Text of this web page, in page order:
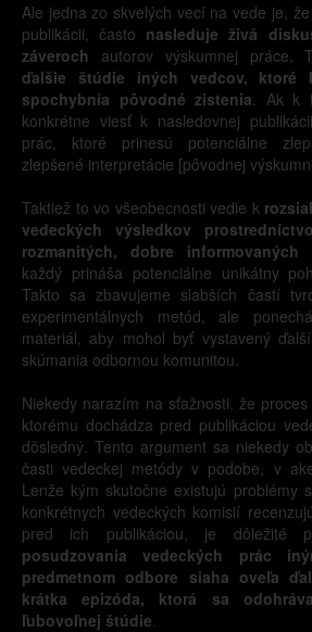
Ale jedna zo skvelých vecí na vede je,
publikácii, často nasleduje živá
záveroch autorov výskumnej práce.
ďalšie štúdie iných vedcov, ktoré
spochybnia pôvodné zistenia. Ak k
konkrétne viesť k nasledovnej
prác, ktoré prinesú potenciálne
zlepšené interpretácie [pôvodnej
Taktiež to vo všeobecnosti vedie k
vedeckých výsledkov
rozmanitých, dobre informovaných
každý prináša potenciálne unikátny
Takto sa zbavujeme slabších častí
experimentálnych metód, ale
materiál, aby mohol byť vystavený
skúmania odbornou komunitou.
Niekedy narazím na sťažnosti, že
ktorému dochádza pred publikáciou
dôsledný. Tento argument sa niekedy
časti vedeckej metódy v podobe, v
Lenže kým skutočne existujú problémy
konkrétnych vedeckých komisií
pred ich publikáciou, je dôležité
posudzovania vedeckých prác
predmetnom odbore siaha oveľa
krátka epizóda, ktorá sa
ľubovoľnej štúdie.